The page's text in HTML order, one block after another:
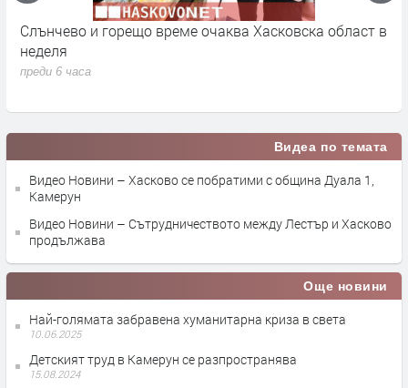
Слънчево и горещо време очаква Хасковска област в
неделя
преди 6 часа
Видеа по темата
Видео Новини – Хасково се побратими с община Дуала 1,
Камерун
Видео Новини – Сътрудничеството между Лестър и Хасково
продължава
Още новини
Най-голямата забравена хуманитарна криза в света
10.06.2025
Детският труд в Камерун се разпространява
15.08.2024